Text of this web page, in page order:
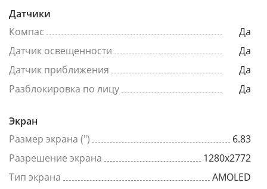
Датчики
Компас
Да
Датчик освещенности
Да
Датчик приближения
Да
Разблокировка по лицу
Да
Экран
Размер экрана (")
6.83
Разрешение экрана
1280x2772
Тип экрана
AMOLED